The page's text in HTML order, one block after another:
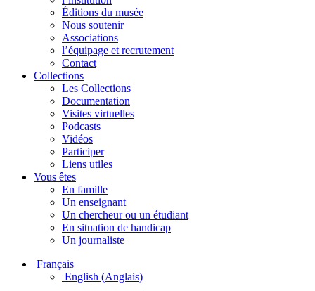
Éditions du musée
Nous soutenir
Associations
l’équipage et recrutement
Contact
Collections
Les Collections
Documentation
Visites virtuelles
Podcasts
Vidéos
Participer
Liens utiles
Vous êtes
En famille
Un enseignant
Un chercheur ou un étudiant
En situation de handicap
Un journaliste
Français
English (Anglais)